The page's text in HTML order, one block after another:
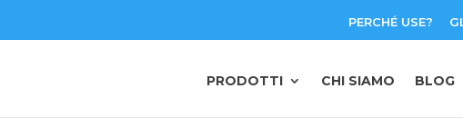
PERCHÉ USE?
PRODOTTI CHI SIAMO BLOG